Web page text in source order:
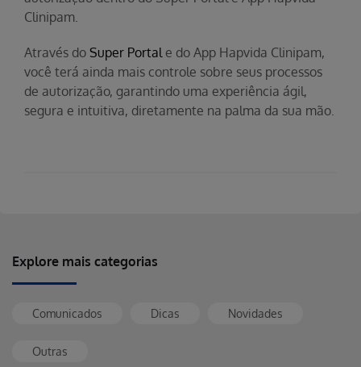
Clinipam.
Através do Super Portal e do App Hapvida Clinipam,
você terá ainda mais controle sobre seus processos
de autorização, garantindo uma experiência ágil,
segura e intuitiva, diretamente na palma da sua mão.
Explore mais categorias
Comunicados Dicas Novidades
Outras